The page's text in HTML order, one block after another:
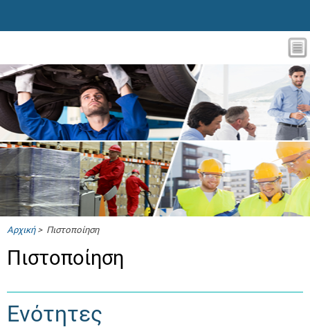
Αρχική> Πιστοποίηση
Πιστοποίηση
Ενότητες